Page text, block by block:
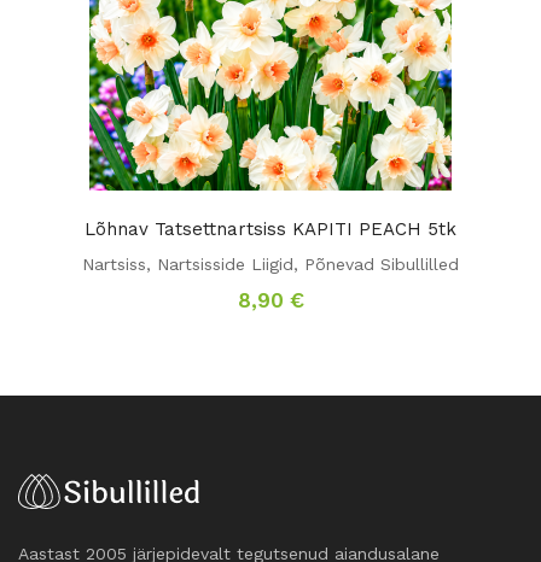
Lõhnav Tatsettnartsiss KAPITI PEACH 5tk
Nartsiss, Nartsisside Liigid, Põnevad Sibullilled
8,90 €
Aastast 2005 järjepidevalt tegutsenud aiandusalane